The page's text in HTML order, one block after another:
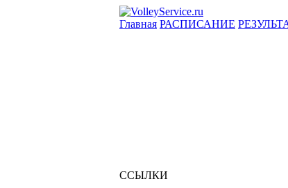
Главная РАСПИСАНИЕ
ССЫЛКИ